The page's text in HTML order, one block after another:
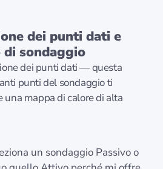
dei punti dati e
sondaggio
dei punti dati — questa
punti del sondaggio ti
una mappa di calore di alta
un sondaggio Passivo o